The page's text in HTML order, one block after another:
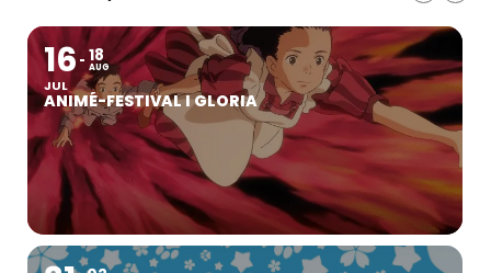
16
JUL
18
AUG
ANIMÉ-FESTIVAL I GLORIA